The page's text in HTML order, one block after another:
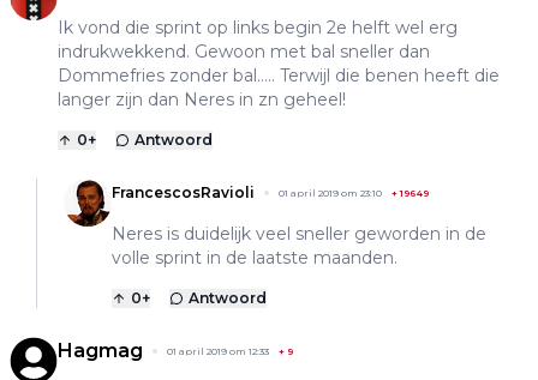
Ik vond die sprint op links begin 2e helft wel erg
indrukwekkend. Gewoon met bal sneller dan
Dommefries zonder bal..... Terwijl die benen heeft die
langer zijn dan Neres in zn geheel!
0+ Antwoord
FrancescosRavioli 01 april 2019 om 23:10 +19649
Neres is duidelijk veel sneller geworden in de
volle sprint in de laatste maanden.
0+ Antwoord
Hagmag 01 april 2019 om 12:33 + 9